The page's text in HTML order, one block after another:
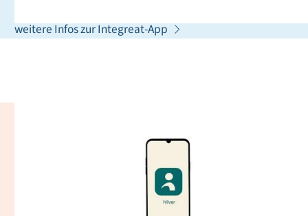
weitere Infos zur Integreat-App
Mit der hilver-App unterstützt die Stadt Baden-Baden
ältere und unterstützungsbedürftige Menschen dabei,